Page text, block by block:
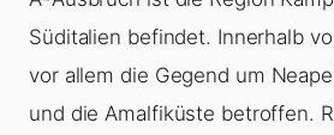
Süditalien befindet. Innerhalb
vor allem die Gegend um
und die Amalfiküste betroffen.